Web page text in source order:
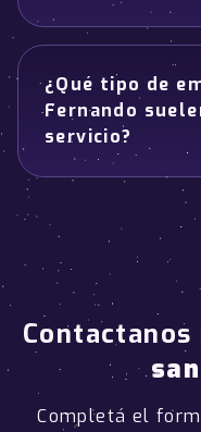
¿Qué tipo de
Fernando
servicio?
Contactanos
Completá el